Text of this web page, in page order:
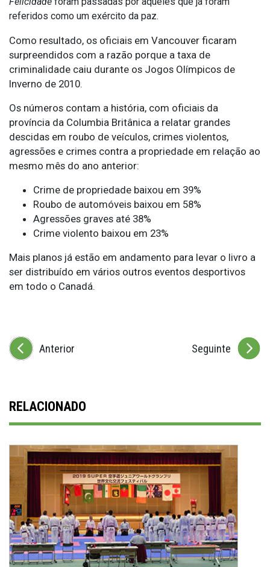
referidos como um exército da paz.
Como resultado, os oficiais em Vancouver ficaram
surpreendidos com a razão porque a taxa de
criminalidade caiu durante os Jogos Olímpicos de
Inverno de 2010.
Os números contam a história, com oficiais da
província da Columbia Britânica a relatar grandes
descidas em roubo de veículos, crimes violentos,
agressões e crimes contra a propriedade em relação ao
mesmo mês do ano anterior:
Crime de propriedade baixou em 39%
Roubo de automóveis baixou em 58%
Agressões graves até 38%
Crime violento baixou em 23%
Mais planos já estão em andamento para levar o livro a
ser distribuído em vários outros eventos desportivos
em todo o Canadá.
Anterior Seguinte
RELACIONADO